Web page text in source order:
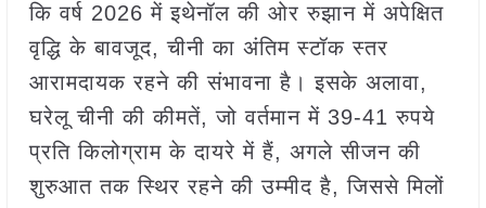
कि वर्ष 2026 में इथेनॉल की ओर रुझान में अपेक्षित
वृद्धि के बावजूद, चीनी का अंतिम स्टॉक स्तर
आरामदायक रहने की संभावना है। इसके अलावा,
घरेलू चीनी की कीमतें, जो वर्तमान में 39-41 रुपये
प्रति किलोग्राम के दायरे में हैं, अगले सीजन की
शुरुआत तक स्थिर रहने की उम्मीद है, जिससे मिलों